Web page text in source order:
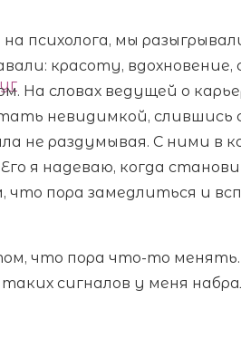
психолога, мы
красоту, вдохновение,
На словах ведущей о
невидимкой, слившись
не раздумывая. С ними в
я надеваю, когда
пора замедлиться и
что пора что-то
сигналов у меня